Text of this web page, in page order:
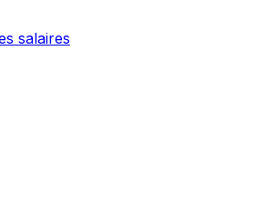
salaires